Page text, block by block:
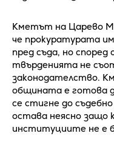
Кметът на Царево
че прокуратурата
пред съда, но
твърденията не
законодателство.
общината е готова
се стигне до
остава неясно
институциите не е